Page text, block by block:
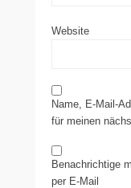
Website
Name, E-Mail-
für meinen
Benachrichtige
per E-Mail